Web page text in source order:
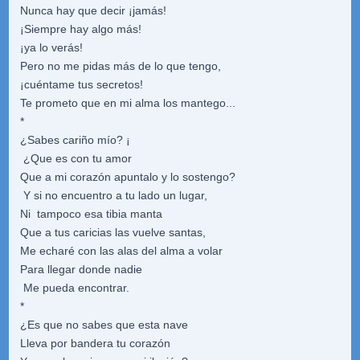
Nunca hay que decir ¡jamás!
¡Siempre hay algo más!
¡ya lo verás!
Pero no me pidas más de lo que tengo,
¡cuéntame tus secretos!
Te prometo que en mi alma los mantego...
*
¿Sabes cariño mío? ¡
¿Que es con tu amor
Que a mi corazón apuntalo y lo sostengo?
Y si no encuentro a tu lado un lugar,
Ni tampoco esa tibia manta
Que a tus caricias las vuelve santas,
Me echaré con las alas del alma a volar
Para llegar donde nadie
Me pueda encontrar.
*
¿Es que no sabes que esta nave
Lleva por bandera tu corazón